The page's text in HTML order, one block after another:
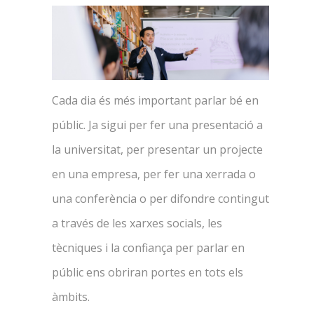
Cada dia és més important parlar bé en
públic. Ja sigui per fer una presentació a
la universitat, per presentar un projecte
en una empresa, per fer una xerrada o
una conferència o per difondre contingut
a través de les xarxes socials, les
tècniques i la confiança per parlar en
públic ens obriran portes en tots els
àmbits.